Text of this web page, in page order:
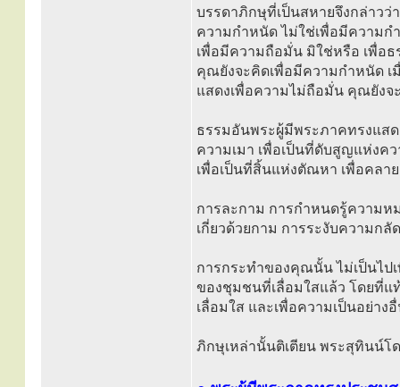
บรรดาภิกษุที่เป็นสหายจึงกล่าวว่
ความกำหนัด ไม่ใช่เพื่อมีความก
เพื่อมีความถือมั่น มิใช่หรือ เพื่อ
คุณยังจะคิดเพื่อมีความกำหนัด เ
แสดงเพื่อความไม่ถือมั่น คุณยัง
ธรรมอันพระผู้มีพระภาคทรงแสด
ความเมา เพื่อเป็นที่ดับสูญแห่งค
เพื่อเป็นที่สิ้นแห่งตัณหา เพื่อคล
การละกาม การกำหนดรู้ความห
เกี่ยวด้วยกาม การระงับความก
การกระทำของคุณนั้น ไม่เป็นไป
ของชุมชนที่เลื่อมใสแล้ว โดยที่แ
เลื่อมใส และเพื่อความเป็นอย่า
ภิกษุเหล่านั้นติเตียน พระสุทินน์โ